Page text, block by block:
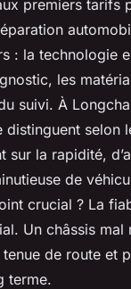
premiers tarifs
: la technologie
les
suivi. À
distinguent selon
sur la rapidité,
de
crucial ? La
Un châssis mal
de route et
terme.